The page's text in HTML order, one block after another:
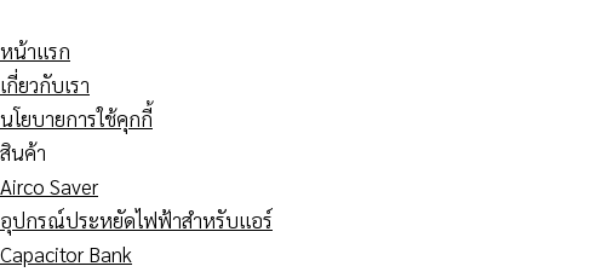
to
content
หน้าแรก
เกี่ยวกับเรา
นโยบายการใช้คุกกี้
สินค้า
Airco Saver
อุปกรณ์ประหยัดไฟฟ้าสำหรับแอร์
Capacitor Bank
ร้อน
ผิด
ปกติ
ทั้ง
ที่
โหลด
ไม่
เกอร์
ไม่
ทริป
แต่
สาย
ไฟ
ยัง
PLC
และ
Inverter
ชอบ
Trip
ทั้ง
ที่
Disturbance
คือ
อะไร?
ปัญหา
ไฟฟ้า
โรงงาน
ทำ
filter
คือ
อะไร
?
โรงงาน
แบบ
ไหน